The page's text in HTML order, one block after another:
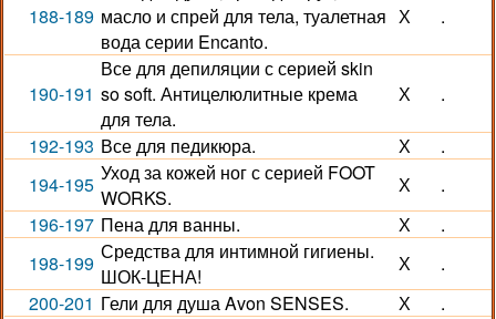
188-189 масло и спрей для тела, туалетная
вода серии Encanto.
Х .
190-191
Все для депиляции с серией skin
so soft. Антицелюлитные крема
для тела.
Х .
192-193 Все для педикюра. Х
.
194-195 Уход за кожей ног с серией FOOT
WORKS.
Х
.
196-197 Пена для ванны. Х
.
198-199 Средства для интимной гигиены.
ШОК-ЦЕНА!
Х
.
200-201 Гели для душа Avon SENSES. Х
.